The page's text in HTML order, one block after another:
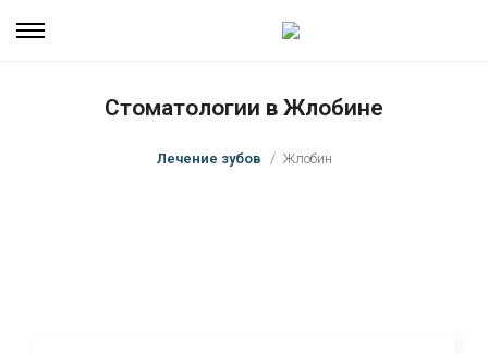
Стоматологии в Жлобине
Лечение зубов Жлобин